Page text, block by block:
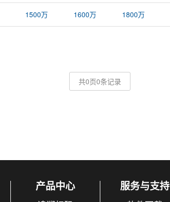
1500万 1600万 1800万
共0页0条记录
产品中心 服务与支持